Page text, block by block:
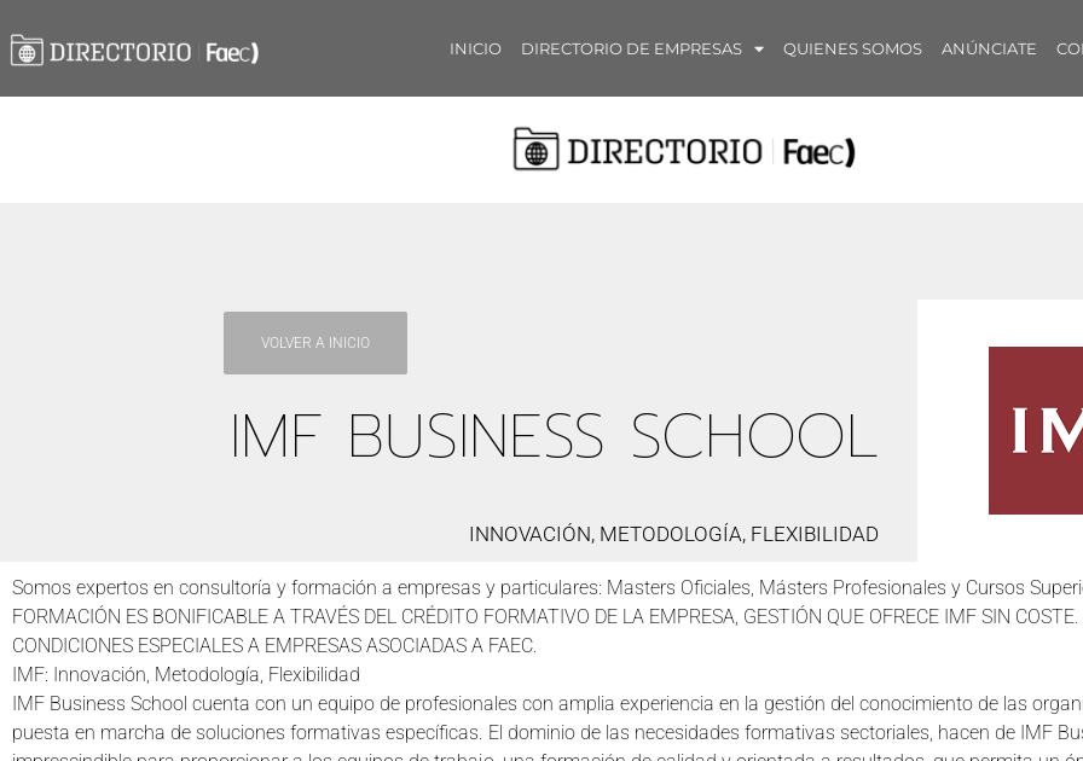
INICIO DIRECTORIO DE EMPRESAS QUIENES SOMOS ANÚNCIATE
VOLVER A INICIO
IMF BUSINESS SCHOOL
INNOVACIÓN, METODOLOGÍA, FLEXIBILIDAD
Somos expertos en consultoría y formación a empresas y particulares: Masters Oficiales, Másters Profesionales y Cursos
FORMACIÓN ES BONIFICABLE A TRAVÉS DEL CRÉDITO FORMATIVO DE LA EMPRESA, GESTIÓN QUE OFRECE IMF SIN COSTE.
CONDICIONES ESPECIALES A EMPRESAS ASOCIADAS A FAEC.
IMF: Innovación, Metodología, Flexibilidad
IMF Business School cuenta con un equipo de profesionales con amplia experiencia en la gestión del conocimiento de las
puesta en marcha de soluciones formativas específicas. El dominio de las necesidades formativas sectoriales, hacen de IMF